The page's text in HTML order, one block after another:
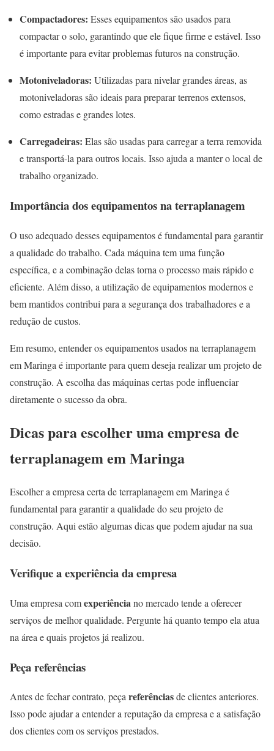
Compactadores: Esses equipamentos são usados para
compactar o solo, garantindo que ele fique firme e estável. Isso
é importante para evitar problemas futuros na construção.
Motoniveladoras: Utilizadas para nivelar grandes áreas, as
motoniveladoras são ideais para preparar terrenos extensos,
como estradas e grandes lotes.
Carregadeiras: Elas são usadas para carregar a terra removida
e transportá-la para outros locais. Isso ajuda a manter o local de
trabalho organizado.
Importância dos equipamentos na terraplanagem
O uso adequado desses equipamentos é fundamental para garantir
a qualidade do trabalho. Cada máquina tem uma função
específica, e a combinação delas torna o processo mais rápido e
eficiente. Além disso, a utilização de equipamentos modernos e
bem mantidos contribui para a segurança dos trabalhadores e a
redução de custos.
Em resumo, entender os equipamentos usados na terraplanagem
em Maringa é importante para quem deseja realizar um projeto de
construção. A escolha das máquinas certas pode influenciar
diretamente o sucesso da obra.
Dicas para escolher uma empresa de
terraplanagem em Maringa
Escolher a empresa certa de terraplanagem em Maringa é
fundamental para garantir a qualidade do seu projeto de
construção. Aqui estão algumas dicas que podem ajudar na sua
decisão.
Verifique a experiência da empresa
Uma empresa comexperiênciano mercado tende a oferecer
serviços de melhor qualidade. Pergunte há quanto tempo ela atua
na área e quais projetos já realizou.
Peça referências
Antes de fechar contrato, peçareferênciasde clientes anteriores.
Isso pode ajudar a entender a reputação da empresa e a satisfação
dos clientes com os serviços prestados.